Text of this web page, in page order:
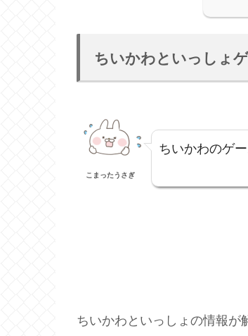
ちいかわといっしょ
こまったうさぎ
ちいかわのゲ
ちいかわといっしょの情報が